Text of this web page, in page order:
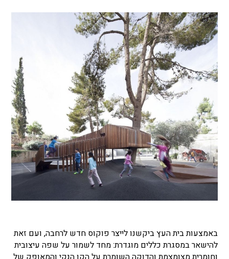
באמצעות בית העץ ביקשנו לייצר פוקוס חדש לרחבה, ועם זאת
להישאר במסגרת כללים מוגדרת: מחד לשמור על שפה עיצובית